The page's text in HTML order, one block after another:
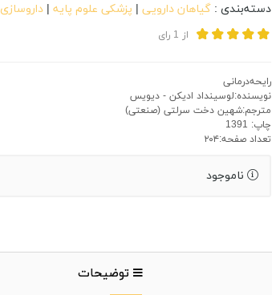
دسته‌بندی : گیاهان دارویی | پزشکی علوم پایه | داروسازی
از 1 رای
رایحه‌درمانی
نویسنده:لوسینداد ادیکن - دیویس
مترجم:شهین دخت سرلتی (صنعتی)
چاپ: 1391
تعداد صفحه:۲۰۴
ناموجود
توضیحات